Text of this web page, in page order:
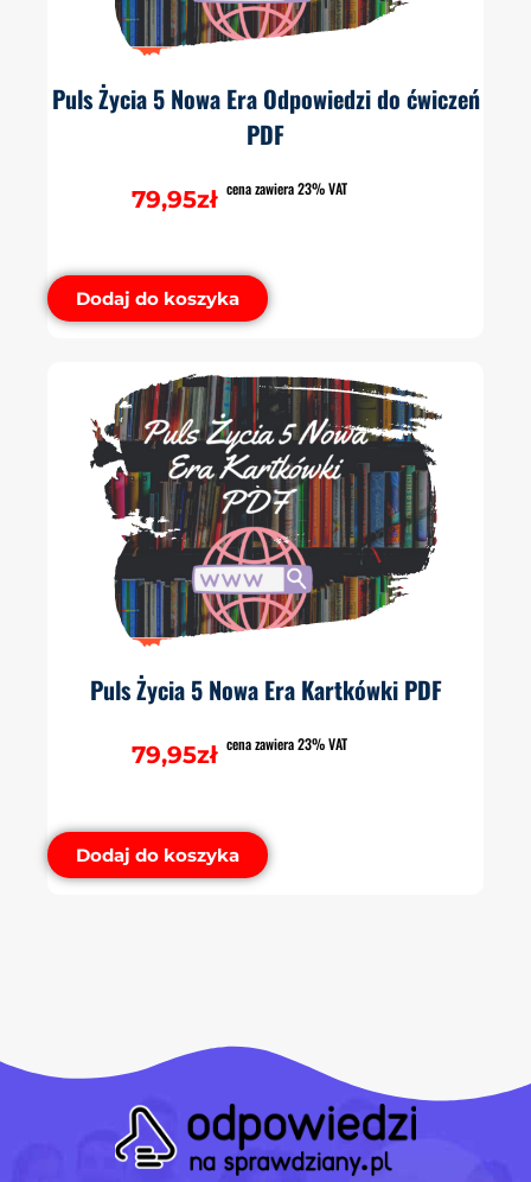
Puls Życia 5 Nowa Era Odpowiedzi do ćwiczeń
PDF
79,95zł cena zawiera 23% VAT
Dodaj do koszyka
Puls Życia 5 Nowa Era Kartkówki PDF
79,95zł cena zawiera 23% VAT
Dodaj do koszyka